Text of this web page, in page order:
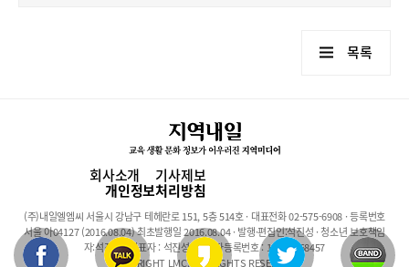
목록
회사소개 기사제보
개인정보처리방침
(주)내일엘엠씨 서울시 강남구 테헤란로 151, 5층 514호 · 대표전화 02-575-6908 · 등록번호
서울 아04127 (2016.08.04) 최초발행일 2016.08.04 · 발행·편집인:석진성 · 청소년 보호책임
자:석진성 · 대표자 : 석진성 · 사업자등록번호 : 101-86-68457
COPYRIGHT LMC. ALL RIGHTS RESERVED.